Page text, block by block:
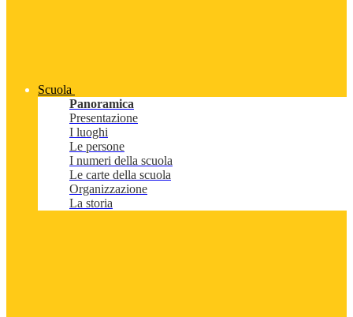
Scuola
Panoramica
Presentazione
I luoghi
Le persone
I numeri della scuola
Le carte della scuola
Organizzazione
La storia